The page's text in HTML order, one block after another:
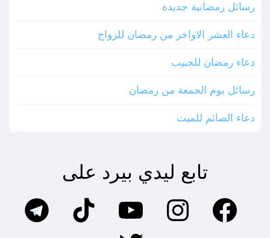
رسائل رمضانية جديدة
دعاء العشر الاواخر من رمضان للزواج
دعاء رمضان للحبيب
رسائل يوم الجمعة من رمضان
دعاء الصائم للميت
تابع ليدي بيرد على